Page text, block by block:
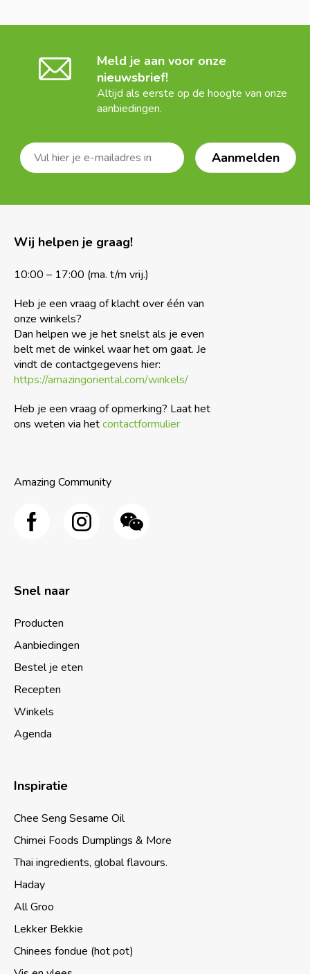
Meld je aan voor onze
nieuwsbrief!
Altijd als eerste op de hoogte van onze
aanbiedingen.
Wij helpen je graag!
10:00 – 17:00 (ma. t/m vrij.)
Heb je een vraag of klacht over één van
onze winkels?
Dan helpen we je het snelst als je even
belt met de winkel waar het om gaat. Je
vindt de contactgegevens hier:
https://amazingoriental.com/winkels/
Heb je een vraag of opmerking? Laat het
ons weten via hetcontactformulier
Amazing Community
Snel naar
Producten
Aanbiedingen
Bestel je eten
Recepten
Winkels
Agenda
Inspiratie
Chee Seng Sesame Oil
Chimei Foods Dumplings & More
Thai ingredients, global flavours.
Haday
All Groo
Lekker Bekkie
Chinees fondue (hot pot)